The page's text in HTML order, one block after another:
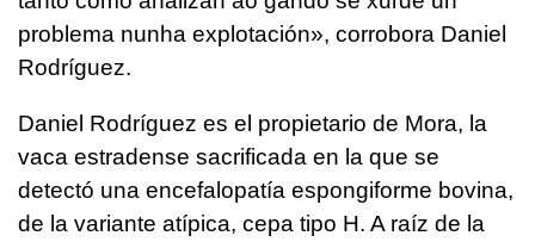
problema nunha explotación», corrobora Daniel
Rodríguez.
Daniel Rodríguez es el propietario de Mora, la
vaca estradense sacrificada en la que se
detectó una encefalopatía espongiforme bovina,
de la variante atípica, cepa tipo H. A raíz de la